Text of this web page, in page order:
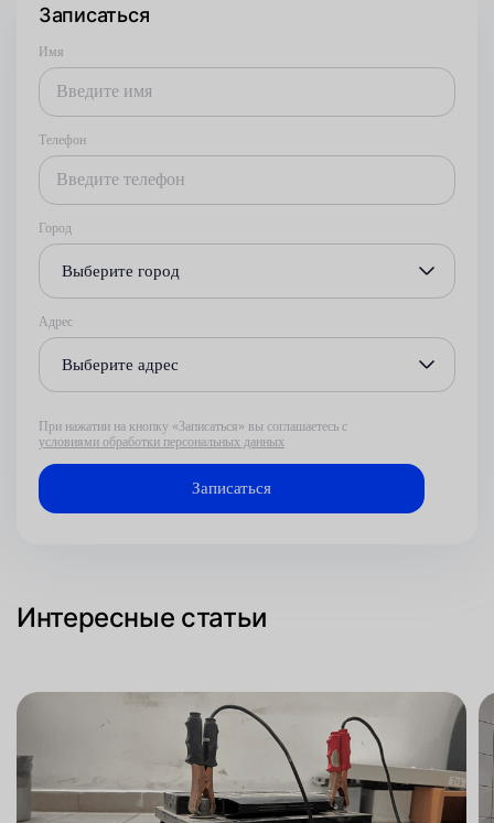
Записаться
Имя
Телефон
Город
Выберите город
Адрес
Выберите адрес
При нажатии на кнопку «Записаться» вы соглашаетесь с
условиями обработки персональных данных
Интересные статьи